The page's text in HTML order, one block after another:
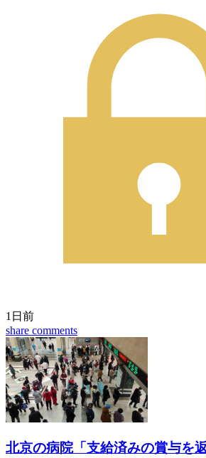
1日前
share comments
北京の病院「支給済みの賞与を